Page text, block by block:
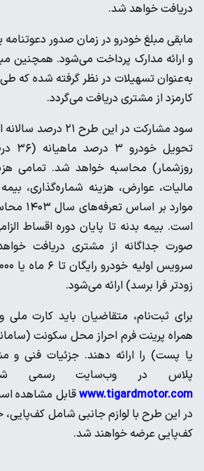
دریافت خواهد شد.
مابقی مبلغ خودرو در زمان صدور دعوتنامه
کارمزد از مشتری دریافت می‌گردد.
سود مشارکت در این
روزشمار) محاسبه خواهد شد. تمامی
مالیات، عوارض، هزینه شماره‌گذاری،
موارد بر
است. بیمه بدنه تا پایان دوره اقساط
صورت جداگانه از مشتری دریافت
زودتر فرا برسد) ارائه می‌شود.
برای ثبت‌نام، متقاضیان باید کارت ملی
همراه پرینت فرم احراز محل سکونت
پلاس در وب‌سایت رسمی
www.tigardmotor.comقابل مشاهده
در این طرح با لوازم جانبی شامل
کف‌پایی عرضه خواهند شد.